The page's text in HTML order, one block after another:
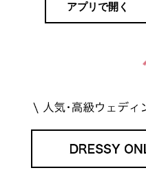
アプリで開く